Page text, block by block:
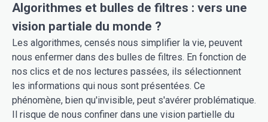
Algorithmes et bulles de filtres : vers une
vision partiale du monde ?
Les algorithmes, censés nous simplifier la vie, peuvent
nous enfermer dans des bulles de filtres. En fonction de
nos clics et de nos lectures passées, ils sélectionnent
les informations qui nous sont présentées. Ce
phénomène, bien qu'invisible, peut s'avérer problématique.
Il risque de nous confiner dans une vision partielle du